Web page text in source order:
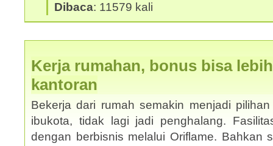
Dibaca: 11579 kali
Kerja rumahan, bonus bisa
kantoran
Bekerja dari rumah semakin menjadi
ibukota, tidak lagi jadi penghalang.
dengan berbisnis melalui Oriflame. Bahkan